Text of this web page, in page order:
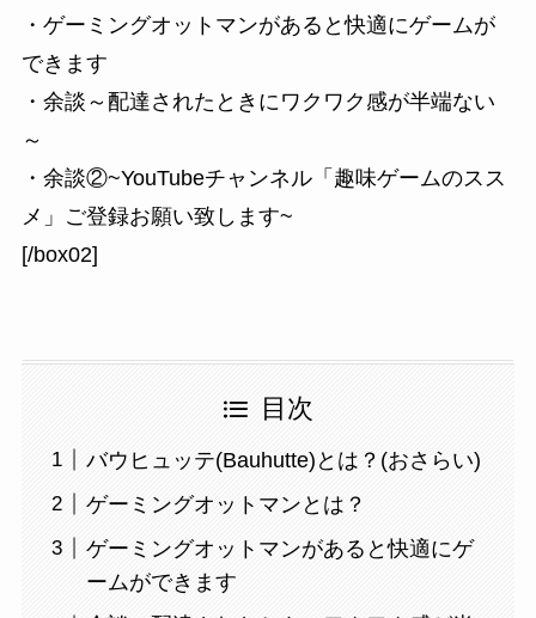
・ゲーミングオットマンがあると快適にゲームが
できます
・余談～配達されたときにワクワク感が半端ない
～
・余談②~YouTubeチャンネル「趣味ゲームのスス
メ」ご登録お願い致します~
[/box02]
目次
バウヒュッテ(Bauhutte)とは？(おさらい)
ゲーミングオットマンとは？
ゲーミングオットマンがあると快適にゲ
ームができます